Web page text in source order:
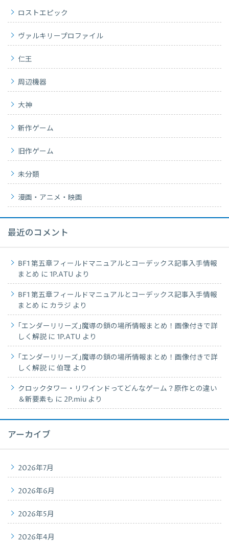
ロストエピック
ヴァルキリープロファイル
仁王
周辺機器
大神
新作ゲーム
旧作ゲーム
未分類
漫画・アニメ・映画
最近のコメント
BF1 第五章フィールドマニュアルとコーデックス記事入手情報
まとめ に 1P.ATU より
BF1 第五章フィールドマニュアルとコーデックス記事入手情報
まとめ に カラジ より
｢エンダーリリーズ｣魔導の鎖の場所情報まとめ！画像付きで詳
しく解説 に 1P.ATU より
｢エンダーリリーズ｣魔導の鎖の場所情報まとめ！画像付きで詳
しく解説 に 伯理 より
クロックタワー・リワインドってどんなゲーム？原作との違い
＆新要素も に 2P.miu より
アーカイブ
2026年7月
2026年6月
2026年5月
2026年4月